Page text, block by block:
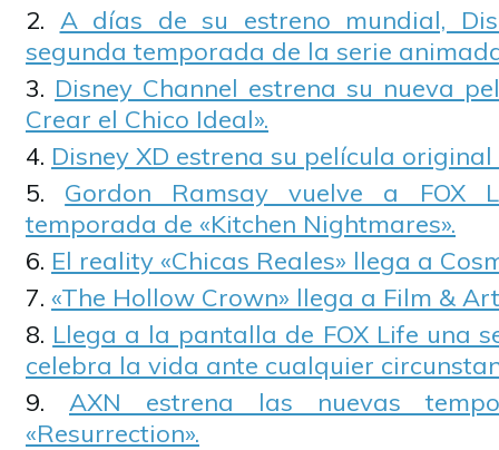
A días de su estreno mundial,
segunda temporada de la serie
Disney Channel estrena su nueva
Crear el Chico Ideal».
Disney XD estrena su película original
Gordon Ramsay vuelve a FOX
temporada de «Kitchen Nightmares».
El reality «Chicas Reales» llega a
«The Hollow Crown» llega a Film &
Llega a la pantalla de FOX Life una
celebra la vida ante cualquier
AXN estrena las nuevas
«Resurrection».